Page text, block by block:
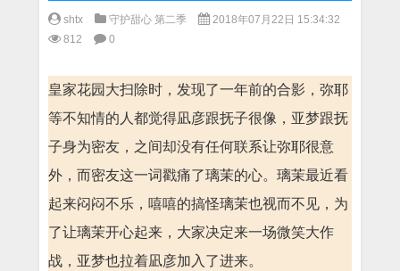
shtx 守护甜心 第二季
2018年07月22日 15:34:32
812
0
皇家花园大扫除时，发现了一年前的合影，弥耶
等不知情的人都觉得凪彦跟抚子很像，亚梦跟抚
子身为密友，之间却没有任何联系让弥耶很意
外，而密友这一词戳痛了璃茉的心。璃茉最近看
起来闷闷不乐，嘻嘻的搞怪璃茉也视而不见，为
了让璃茉开心起来，大家决定来一场微笑大作
战，亚梦也拉着凪彦加入了进来。